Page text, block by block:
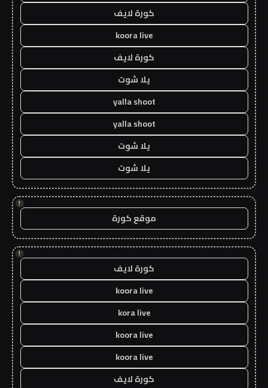
كورة لايف
koora live
كورة لايف
يلا شوت
yalla shoot
yalla shoot
يلا شوت
يلا شوت
!
موقع كورة
!
كورة لايف
koora live
kora live
koora live
koora live
كورة لايف